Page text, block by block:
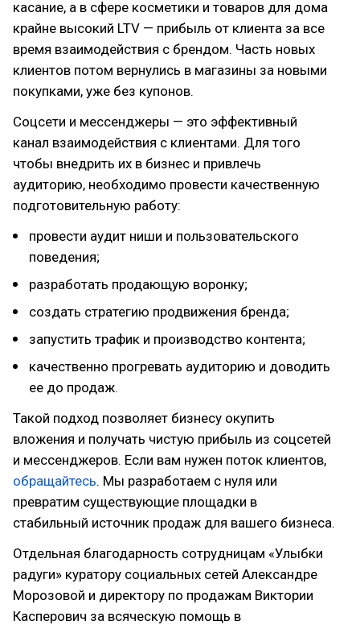
касание, а в сфере косметики и товаров для дома
крайне высокий LTV — прибыль от клиента за все
время взаимодействия с брендом. Часть новых
клиентов потом вернулись в магазины за новыми
покупками, уже без купонов.
Соцсети и мессенджеры — это эффективный
канал взаимодействия с клиентами. Для того
чтобы внедрить их в бизнес и привлечь
аудиторию, необходимо провести качественную
подготовительную работу:
провести аудит ниши и пользовательского
поведения;
разработать продающую воронку;
создать стратегию продвижения бренда;
запустить трафик и производство контента;
качественно прогревать аудиторию и доводить
ее до продаж.
Такой подход позволяет бизнесу окупить
вложения и получать чистую прибыль из соцсетей
и мессенджеров. Если вам нужен поток клиентов,
обращайтесь. Мы разработаем с нуля или
превратим существующие площадки в
стабильный источник продаж для вашего бизнеса.
Отдельная благодарность сотрудницам «Улыбки
радуги» куратору социальных сетей Александре
Морозовой и директору по продажам Виктории
Касперович за всяческую помощь в